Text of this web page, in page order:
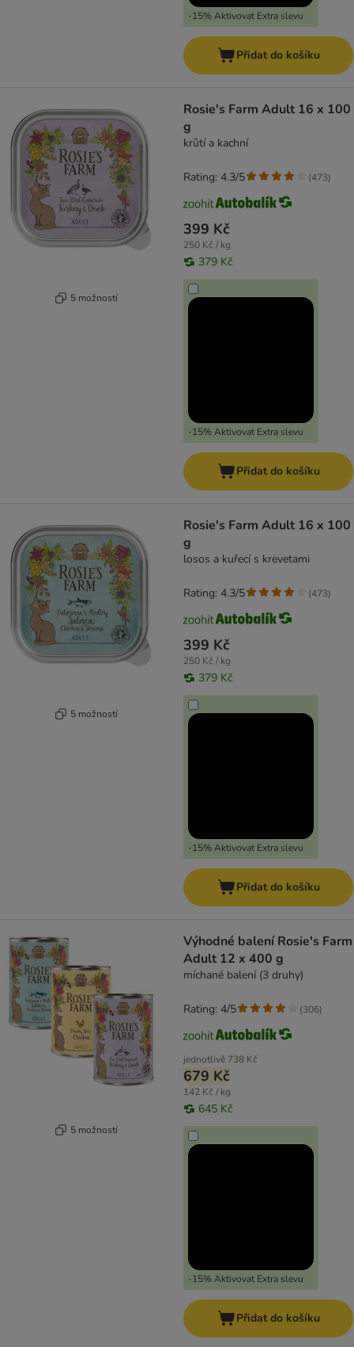
-15% Aktivovat Extra slevu
Přidat do košíku
5 možností
Rosie's Farm Adult 16 x 100
g
krůtí a kachní
399 Kč
250 Kč / kg
379 Kč
-15% Aktivovat Extra slevu
Rating: 4.3/5 (473)
Přidat do košíku
5 možností
Rosie's Farm Adult 16 x 100
g
losos a kuřecí s krevetami
399 Kč
250 Kč / kg
379 Kč
-15% Aktivovat Extra slevu
Rating: 4.3/5 (473)
Přidat do košíku
5 možností
Výhodné balení Rosie's Farm
Adult 12 x 400 g
míchané balení (3 druhy)
jednotlivě 738 Kč
679 Kč
142 Kč / kg
645 Kč
-15% Aktivovat Extra slevu
Rating: 4/5 (306)
Přidat do košíku